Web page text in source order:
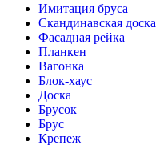
Имитация бруса
Скандинавская доска
Фасадная рейка
Планкен
Вагонка
Блок-хаус
Доска
Брусок
Брус
Крепеж